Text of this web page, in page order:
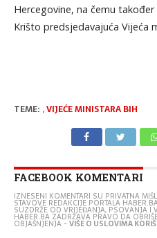
Hercegovine, na čemu
Krišto predsjedavajuća Vijeća
TEME: ,VIJEĆE MINISTARA BIH
FACEBOOK KOMENTARI
IZNESENI KOMENTARI SU PRIVATNA
STAVOVE REDAKCIJE PORTALA
SUZDRŽE OD VRIJEĐANJA, PSOVANJA I
HABER.BA ZADRŽAVA PRAVO DA
OBJAŠNJENJA -VIŠE O USLOVIMA